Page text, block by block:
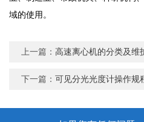
域的使用。
上一篇：高速离心机的分类及维
下一篇：可见分光光度计操作规